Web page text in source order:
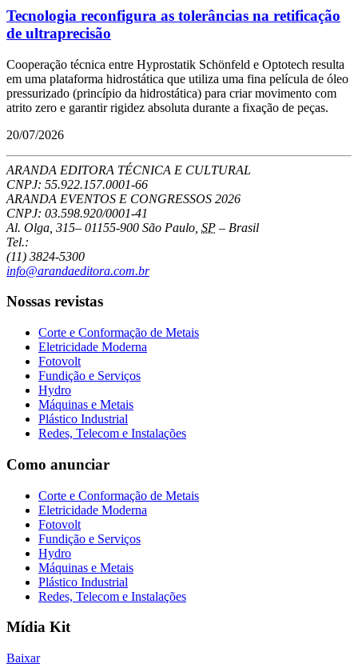
Tecnologia reconfigura as tolerâncias na retificação
de ultraprecisão
Cooperação técnica entre Hyprostatik Schönfeld e Optotech resulta
em uma plataforma hidrostática que utiliza uma fina película de óleo
pressurizado (princípio da hidrostática) para criar movimento com
atrito zero e garantir rigidez absoluta durante a fixação de peças.
20/07/2026
ARANDA EDITORA TÉCNICA E CULTURAL
CNPJ: 55.922.157.0001-66
ARANDA EVENTOS E CONGRESSOS 2026
CNPJ: 03.598.920/0001-41
Al. Olga, 315– 01155-900 São Paulo SP – Brasil
Tel.:
(11) 3824-5300
info@arandaeditora.com.br
Nossas revistas
Corte e Conformação de Metais
Eletricidade Moderna
Fotovolt
Fundição e Serviços
Hydro
Máquinas e Metais
Plástico Industrial
Redes, Telecom e Instalações
Como anunciar
Corte e Conformação de Metais
Eletricidade Moderna
Fotovolt
Fundição e Serviços
Hydro
Máquinas e Metais
Plástico Industrial
Redes, Telecom e Instalações
Mídia Kit
Baixar